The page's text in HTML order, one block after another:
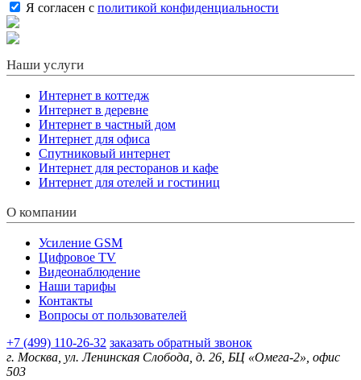
Я согласен с политикой конфиденциальности
Наши услуги
Интернет в коттедж
Интернет в деревне
Интернет в частный дом
Интернет для офиса
Спутниковый интернет
Интернет для ресторанов и кафе
Интернет для отелей и гостиниц
О компании
Усиление GSM
Цифровое TV
Видеонаблюдение
Наши тарифы
Контакты
Вопросы от пользователей
+7 (499) 110-26-32 заказать обратный звонок
г. Москва, ул. Ленинская Слобода, д. 26, БЦ «Омега-2», офис
503